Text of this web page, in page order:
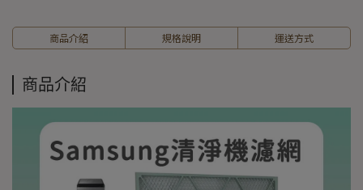
商品介紹 規格說明 運送方式
商品介紹